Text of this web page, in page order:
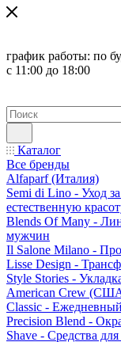
график работы: по
с 11:00 до 18:00
Каталог
Все бренды
Alfaparf (Италия)
Semi di Lino - Уход
естественную
Blends Of Many -
мужчин
Il Salone Milano -
Lisse Design -
Style Stories -
American Crew
Classic -
Precision Blend -
Shave - Средства